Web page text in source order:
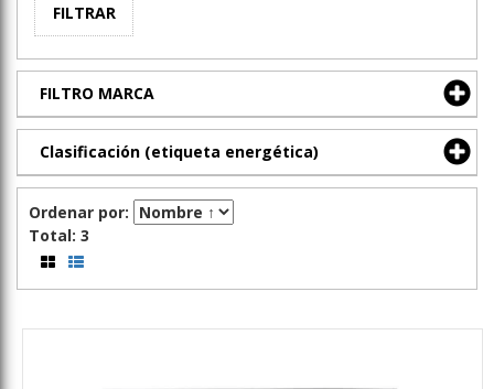
FILTRAR
FILTRO MARCA
Clasificación (etiqueta energética)
Ordenar por:
Total: 3